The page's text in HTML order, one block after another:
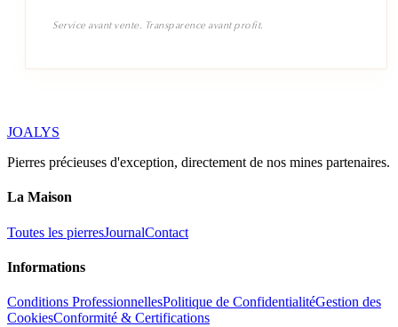
Service avant vente. Transparence avant profit.
JOALYS
Pierres précieuses d'exception, directement de nos mines partenaires.
La Maison
Toutes les pierresJournalContact
Informations
Conditions ProfessionnellesPolitique de ConfidentialitéGestion des
CookiesConformité & Certifications